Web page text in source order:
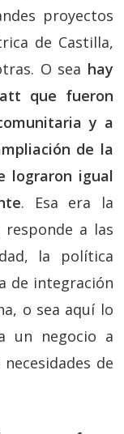
proyectos
de Castilla,
O sea hay
que fueron
y a
de la
lograron igual
. Esa era la
a las
la política
de integración
o sea aquí lo
un negocio a
de